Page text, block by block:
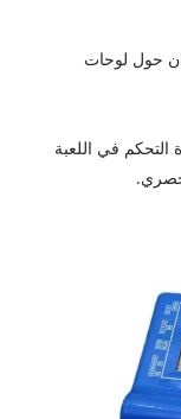
حول لوحات
في اللعبة